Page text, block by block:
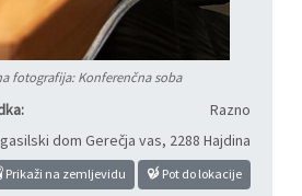
fotografija: Konferenčna soba
Razno
gasilski dom Gerečja vas, 2288 Hajdina
Prikaži na zemljevidu Pot do lokacije